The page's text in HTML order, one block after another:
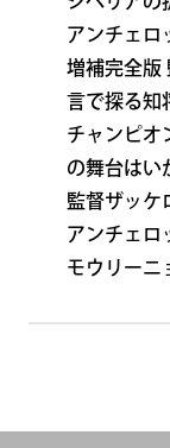
アンチェロ
増補完全版
言で探る知
チャンピオ
の舞台はい
監督ザッケ
アンチェロ
モウリーニ